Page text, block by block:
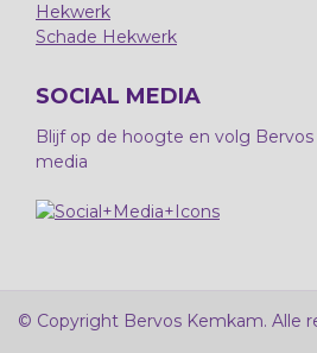
Hekwerk
Schade Hekwerk
SOCIAL MEDIA
Blijf op de hoogte en volg
media
© Copyright Bervos Kemkam. Alle